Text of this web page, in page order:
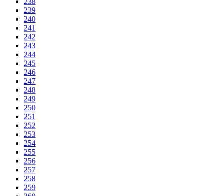
239
240
241
242
243
244
245
246
247
248
249
250
251
252
253
254
255
256
257
258
259